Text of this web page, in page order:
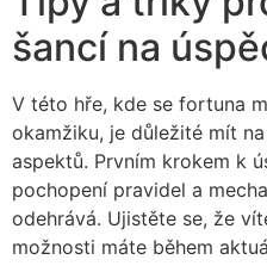
šancí na
V této hře, kde se fortuna
okamžiku, je důležité mít
aspektů. Prvním krokem k
pochopení pravidel a
odehrává. Ujistěte se, že
možnosti máte během